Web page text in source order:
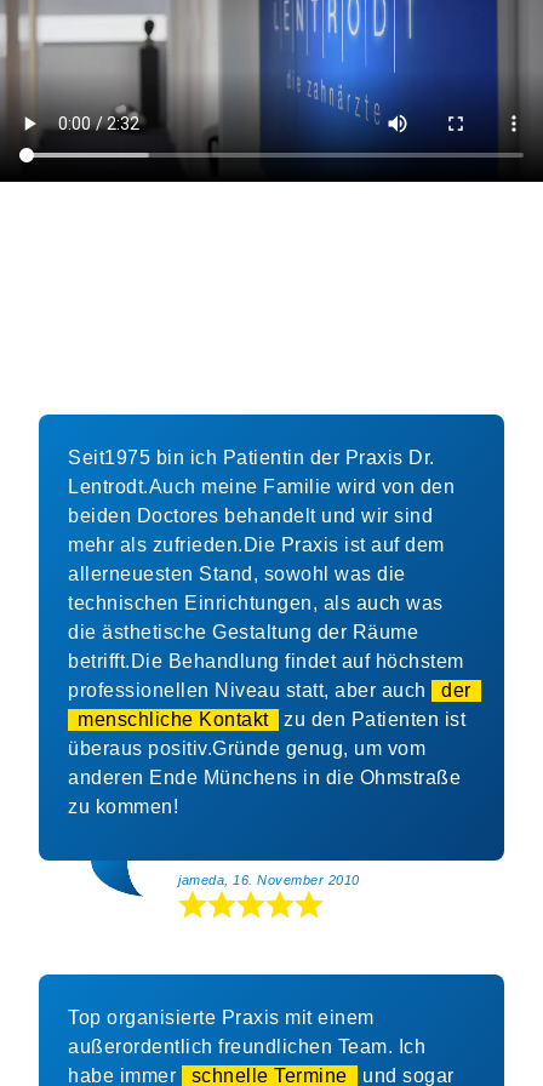
Seit1975 bin ich Patientin der Praxis Dr.
Lentrodt.Auch meine Familie wird von den
beiden Doctores behandelt und wir sind
mehr als zufrieden.Die Praxis ist auf dem
allerneuesten Stand, sowohl was die
technischen Einrichtungen, als auch was
die ästhetische Gestaltung der Räume
betrifft.Die Behandlung findet auf höchstem
professionellen Niveau statt, aber auch
der
menschliche Kontakt
zu den Patienten ist
überaus positiv.Gründe genug, um vom
anderen Ende Münchens in die Ohmstraße
zu kommen!
jameda, 16. November 2010
Top organisierte Praxis mit einem
außerordentlich freundlichen Team. Ich
habe immer
schnelle Termine und sogar